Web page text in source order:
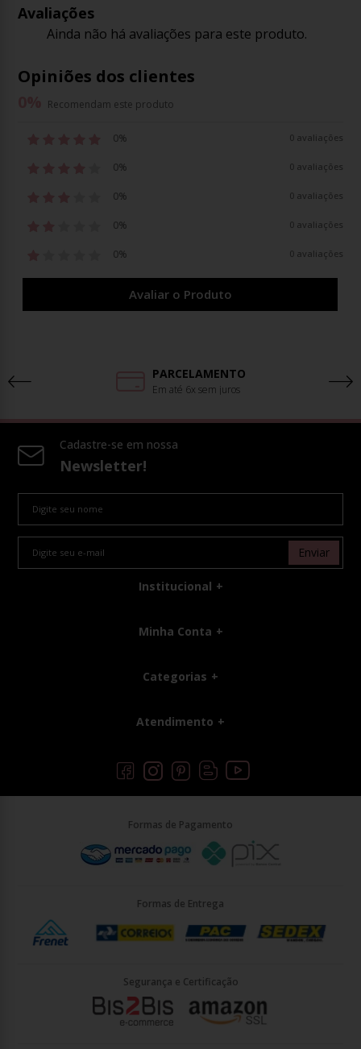
Avaliações
Ainda não há avaliações para este produto.
Opiniões dos clientes
Recomendam este produto
0% 0 avaliações
0% 0 avaliações
0% 0 avaliações
0% 0 avaliações
0% 0 avaliações
Avaliar o Produto
PARCELAMENTO
Em até 6x sem juros
Cadastre-se em nossa
Newsletter!
Enviar
Institucional
Minha Conta
Categorias
Atendimento
Formas de Pagamento
Formas de Entrega
Segurança e Certificação